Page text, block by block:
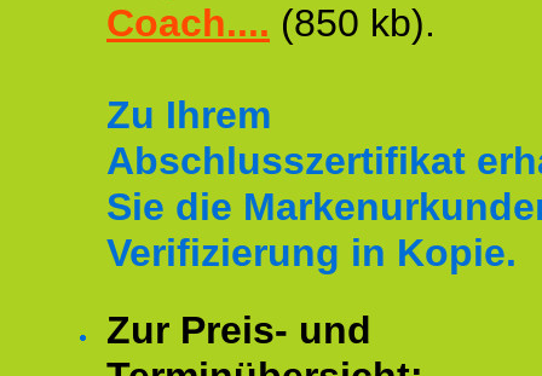
Coach.... (850 kb).
Zu Ihrem
Abschlusszertifikat
Sie die
Verifizierung in Kopie.
Zur Preis- und